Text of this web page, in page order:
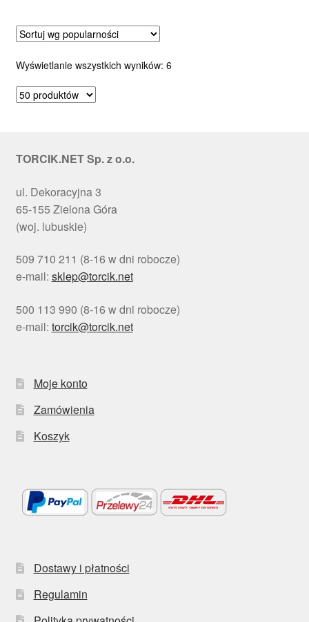
Wyświetlanie wszystkich wyników: 6Posortowane
TORCIK.NET Sp. z o.o.
ul. Dekoracyjna 3
65-155 Zielona Góra
(woj. lubuskie)
509 710 211 (8-16 w dni robocze)
e-mail: sklep@torcik.net
500 113 990 (8-16 w dni robocze)
e-mail: torcik@torcik.net
Moje konto
Zamówienia
Koszyk
Dostawy i płatności
Regulamin